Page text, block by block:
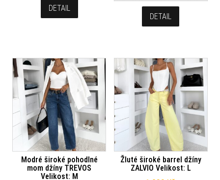
DETAIL
DETAIL
Modré široké pohodlné
mom džíny TREVOS
Velikost: M
Žluté široké barrel džíny
ZALVIO Velikost: L